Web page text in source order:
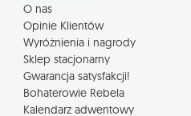
O nas
Opinie Klientów
Wyróżnienia i nagrody
Sklep stacjonarny
Gwarancja satysfakcji!
Bohaterowie Rebela
Kalendarz adwentowy